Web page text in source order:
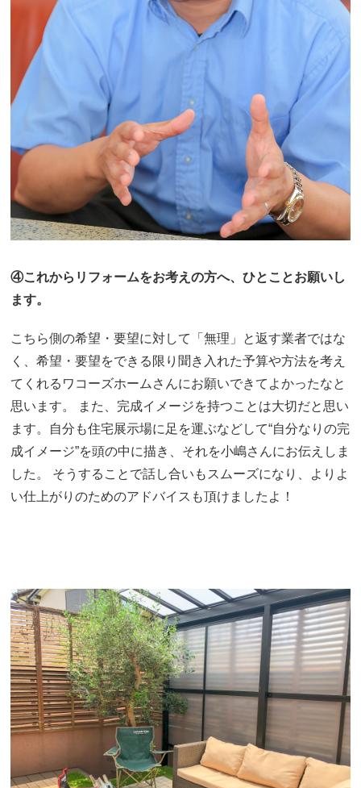
④これからリフォームをお考えの方へ、ひとことお願いし
ます。
こちら側の希望・要望に対して「無理」と返す業者ではな
く、希望・要望をできる限り聞き入れた予算や方法を考え
てくれるワコーズホームさんにお願いできてよかったなと
思います。 また、完成イメージを持つことは大切だと思い
ます。自分も住宅展示場に足を運ぶなどして“自分なりの完
成イメージ”を頭の中に描き、それを小嶋さんにお伝えしま
した。 そうすることで話し合いもスムーズになり、よりよ
い仕上がりのためのアドバイスも頂けましたよ！